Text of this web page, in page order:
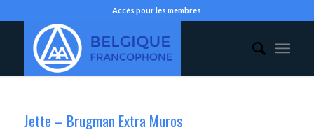
Accès pour les membres
Jette – Brugman Extra Muros